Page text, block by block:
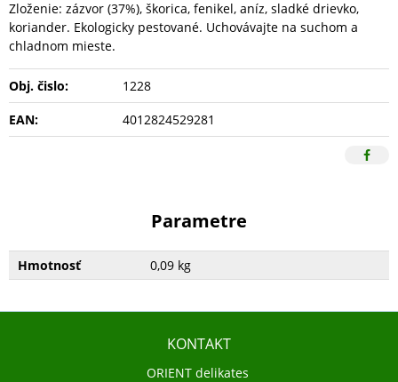
Zloženie: zázvor (37%), škorica, fenikel, aníz, sladké drievko,
koriander. Ekologicky pestované. Uchovávajte na suchom a
chladnom mieste.
Obj. čislo:
1228
EAN:
4012824529281
Parametre
Hmotnosť 0,09 kg
KONTAKT
ORIENT delikates